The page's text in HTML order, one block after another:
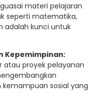
materi pelajaran
seperti matematika,
adalah kunci untuk
Kepemimpinan:
atau proyek pelayanan
sosial yang